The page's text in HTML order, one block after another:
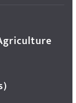
Agriculture